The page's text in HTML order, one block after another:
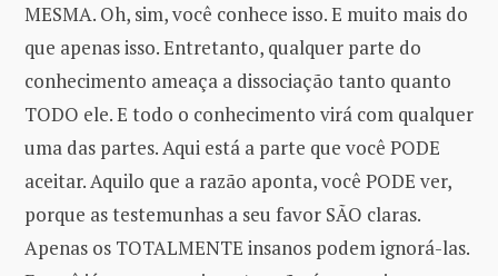
MESMA. Oh, sim, você conhece isso. E muito mais do
que apenas isso. Entretanto, qualquer parte do
conhecimento ameaça a dissociação tanto quanto
TODO ele. E todo o conhecimento virá com qualquer
uma das partes. Aqui está a parte que você PODE
aceitar. Aquilo que a razão aponta, você PODE ver,
porque as testemunhas a seu favor SÃO claras.
Apenas os TOTALMENTE insanos podem ignorá-las.